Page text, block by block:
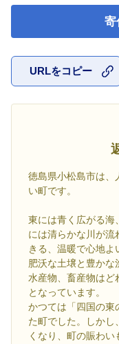
寄
URLをコピー
徳島県小松島市は、
い町です。
東には青く広がる海
には清らかな川が流
きる、温暖で心地
肥沃な土壌と豊か
水産物、畜産物はど
となっています。
かつては「四国の東
た町でした。しかし
くなり、町の賑わい